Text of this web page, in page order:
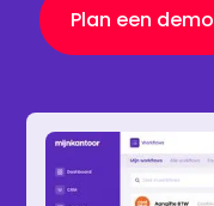
Plan een demo